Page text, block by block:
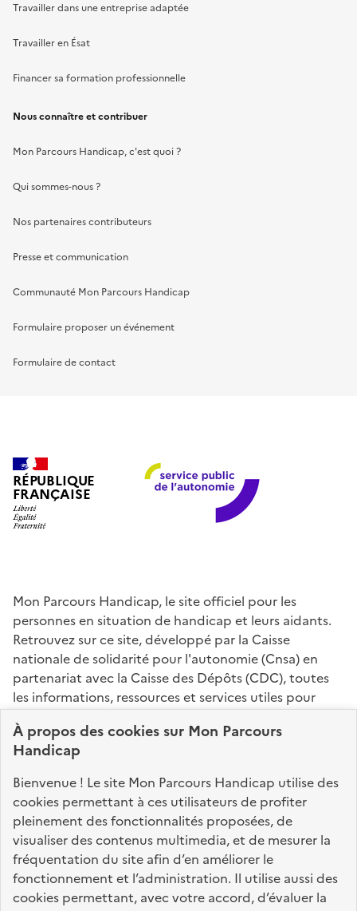
À propos descookiessur Mon Parcours
Handicap
Bienvenue ! Le site Mon Parcours Handicap utilise des
cookies permettant à ces utilisateurs de profiter
pleinement des fonctionnalités proposées, de
visualiser des contenus multimedia, et de mesurer la
fréquentation du site afin d’en améliorer le
fonctionnement et l’administration. Il utilise aussi des
cookies permettant, avec votre accord, d’évaluer la
Travailler dans une entreprise adaptée
Travailler en Ésat
Financer sa formation professionnelle
Nous connaître et contribuer
Mon Parcours Handicap, c'est quoi ?
Qui sommes-nous ?
Nos partenaires contributeurs
Presse et communication
Communauté Mon Parcours Handicap
Formulaire proposer un événement
Formulaire de contact
RÉPUBLIQUE
FRANÇAISE
Mon Parcours Handicap, le site officiel pour les
personnes en situation de handicap et leurs aidants.
Retrouvez sur ce site, développé par la Caisse
nationale de solidarité pour l'autonomie (Cnsa) en
partenariat avec la Caisse des Dépôts (CDC), toutes
les informations, ressources et services utiles pour
connaître vos droits, effectuer vos démarches,
identifier vos interlocuteurs.
Nos sites partenaires
info.gouv.fr service-public.fr legifrance.gouv.fr
data.gouv.fr
Nos partenaires